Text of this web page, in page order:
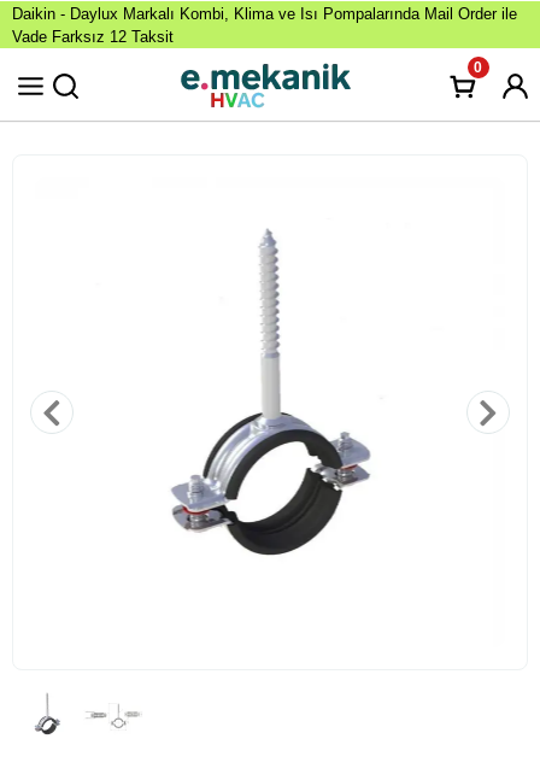
Daikin - Daylux Markalı Kombi, Klima ve Isı Pompalarında Mail Order ile
Vade Farksız 12 Taksit
0